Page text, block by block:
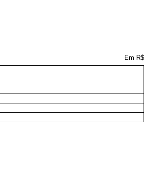
Em R$